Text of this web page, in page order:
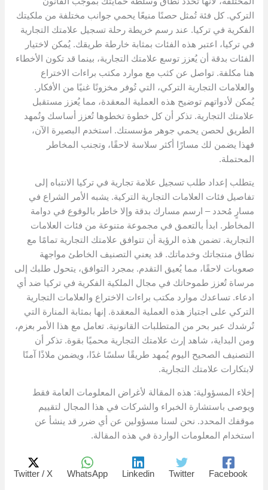
التركي. كل فئة تُمثل حصنًا منيعًا يحمي جوانب مختلفة من ملكيتك
الفكرية في تركيا. عند رسم خريطة رحلة تسجيل علامتك التجارية
في تركيا، اعتبر هذه الفئات بمثابة خارطة طريقك. يُمكن لاختيار
الفئات بدقة أن يُعزز توسع علامتك التجارية، بينما قد تكون الأخطاء
هنا مكلفة. تواصل عن كثب مع موارد مكتب براءات الاختراع
والعلامات التجارية التركي، التي تُوفر مخزونًا غنيًا من الأفكار.
يُمكن لأدواتهم توضيح هذه العملية المعقدة، مما يُعزز مستقبل
علامتك التجارية. تذكر أن كل خطوة تخطوها تُعزز أساسك وتُمهد
الطريق لحصن يحمي جوهر مؤسستك. استخدم البصيرة الآن،
فهذا يضمن لك مسارًا أكثر سلاسة لاحقًا، وتجنب المخاطر
المحتملة.
يتطلب إعداد طلب تسجيل علامة تجارية في تركيا الانتباه إلى
تفاصيل فئات العلامات التجارية التركية. يشبه الأمر الشراع في
مسارٍ مُحدد – ارسم مسارك بدقة وإلا خاطر بالوقوع في دوامة
المخاطر. ابدأ بالتعمق في مجموعة متنوعة من فئات العلامات
التجارية. تضمن هذه الرؤية أن تتوافق علامتك التجارية تمامًا مع
نطاق منتجاتك وخدماتك. قد يعني التصنيف الخاطئ مواجهة
صعوبات لاحقًا، مما يُعيق التقدم. بمجرد التوافق، يتحول طلبك إلى
مرساة تُعزز طموحاتك في مجال الملكية الفكرية في تركيا ضد أي
ادعاء. تساعدك موارد مكتب براءات الاختراع والعلامات التجارية
التركي على اجتياز هذه العملية المعقدة. إنها بمثابة المنارة التي
تُرشدك عبر بحر من المتطلبات القانونية. تعامل مع هذا الأمر بعزم،
ومن البداية، شاهد إرث علامتك التجارية محميًا بقوة. تذكر أن
التصنيف الصحيح اليوم يُمهد طريقًا سلسًا غدًا، ويضمن ملاذًا آمنًا
لابتكارات علامتك التجارية.
إخلاء المسؤولية: هذه المقالة لأغراض المعلومات العامة فقط
ويوصى باستشارة الخبراء والشركات في هذا المجال لتقييم
موقفك المحدد. نحن لسنا مسؤولين عن أي ضرر قد ينشأ عن
استخدام المعلومات الواردة في هذه المقالة.
Facebook
Twitter
Linkedin
WhatsApp
Twitter / X